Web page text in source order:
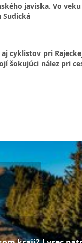
javiska. Vo veku
Sudická
cyklistov pri
šokujúci nález pri